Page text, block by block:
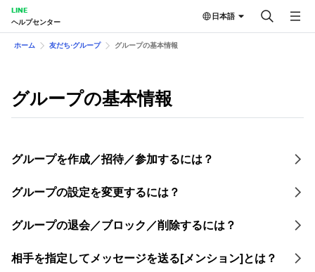
LINE
ヘルプセンター
日本語
ホーム 友だち⋅グループ グループの基本情報
グループの基本情報
グループを作成／招待／参加するには？
グループの設定を変更するには？
グループの退会／ブロック／削除するには？
相手を指定してメッセージを送る[メンション]とは？